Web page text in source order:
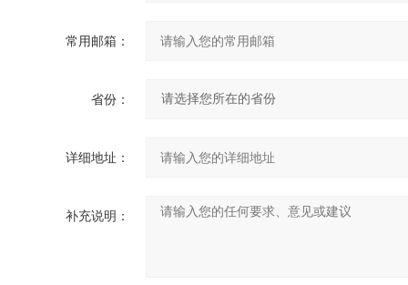
常用邮箱：
省份：
详细地址：
补充说明：